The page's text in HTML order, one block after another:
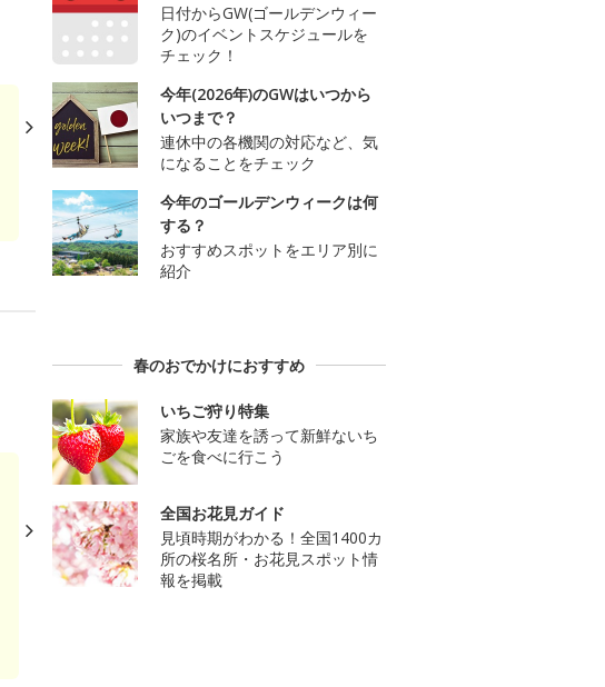
日付からGW(ゴールデンウィー
ク)のイベントスケジュールを
チェック！
今年(2026年)のGWはいつから
いつまで？
連休中の各機関の対応など、気
になることをチェック
今年のゴールデンウィークは何
する？
おすすめスポットをエリア別に
紹介
春のおでかけにおすすめ
いちご狩り特集
家族や友達を誘って新鮮ないち
ごを食べに行こう
全国お花見ガイド
見頃時期がわかる！全国1400カ
所の桜名所・お花見スポット情
報を掲載